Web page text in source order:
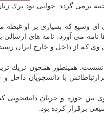
او به سال ۱۳۳۹ در مدرسه حجتیه برمی
ای وسیع كه بسیاری بر او
نامه می آورد، نامه های
وی كه از داخل و خارج ایران
همینطور همچون نزیك ترین
با دانشجویان داخل و
بین حوزه و جریان دانشجویی
برقرار كرده بود.